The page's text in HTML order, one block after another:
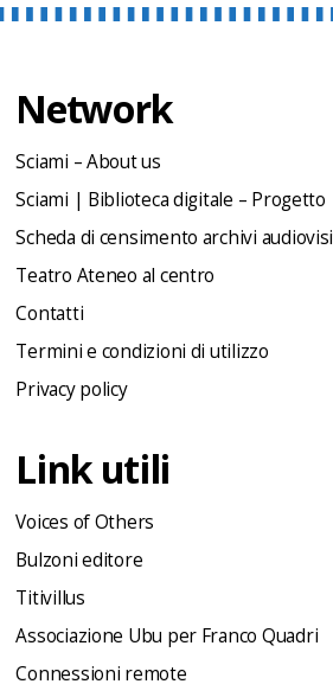
Network
Sciami – About us
Sciami | Biblioteca digitale – Progetto
Scheda di censimento archivi
Teatro Ateneo al centro
Contatti
Termini e condizioni di utilizzo
Privacy policy
Link utili
Voices of Others
Bulzoni editore
Titivillus
Associazione Ubu per Franco Quadri
Connessioni remote